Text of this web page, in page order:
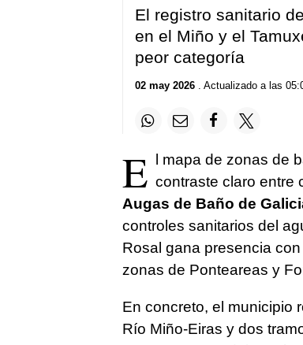
El registro sanitario
en el Miño y el
peor categoría
02 may 2026. Actualizado a las
E
l mapa de zonas de
contraste claro entre
Augas de Baño de
controles sanitarios del
Rosal gana presencia
zonas de Ponteareas y
En concreto, el municipio
Río Miño-Eiras y dos